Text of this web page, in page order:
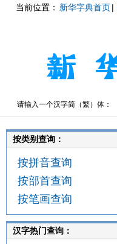
当前位置： 新华字典首页|
请输入一个汉字简（繁）体：
按类别查询：
按拼音查询
按部首查询
按笔画查询
汉字热门查询：